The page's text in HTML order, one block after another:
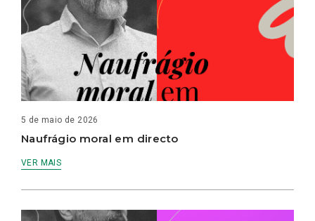
5 de maio de 2026
Naufrágio moral em directo
VER MAIS